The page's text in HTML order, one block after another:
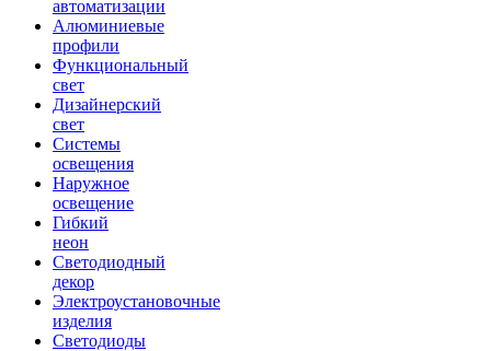
автоматизации
Алюминиевые
профили
Функциональный
свет
Дизайнерский
свет
Системы
освещения
Наружное
освещение
Гибкий
неон
Светодиодный
декор
Электроустановочные
изделия
Светодиоды